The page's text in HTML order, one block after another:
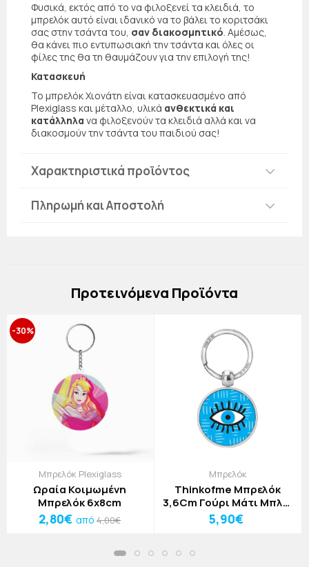
Φυσικά, εκτός από το να φιλοξενεί τα κλειδιά, το
μπρελόκ αυτό είναι ιδανικό να το βάλει το κοριτσάκι
σας στην τσάντα του, σαν διακοσμητικό. Αμέσως,
θα κάνει πιο εντυπωσιακή την τσάντα και όλες οι
φίλες της θα τη θαυμάζουν για την επιλογή της!
Κατασκευή
Το μπρελόκ Χιονάτη είναι κατασκευασμένο από
Plexiglass και μέταλλο, υλικά ανθεκτικά και
κατάλληλα να φιλοξενούν τα κλειδιά αλλά και να
διακοσμούν την τσάντα του παιδιού σας!
Χαρακτηριστικά προϊόντος
Πληρωμή και Αποστολή
Πρoτεινόμενα Προϊόντα
-30%
Μπρελόκ Plexiglass
Ωραία Κοιμωμένη
Μπρελόκ 6x8cm
2,80€ από4,00€
Μπρελόκ
Thinkofme Μπρελόκ
3,6Cm Γούρι Μάτι Μπλε-
Βλεφαρίδες
5,90€